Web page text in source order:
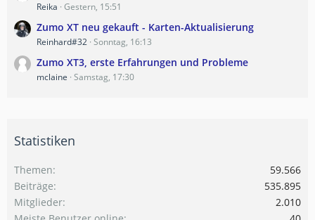
Reika Gestern, 15:51
Zumo XT neu gekauft - Karten-Aktualisierung
Reinhard#32 Sonntag, 16:13
Zumo XT3, erste Erfahrungen und Probleme
mclaine Samstag, 17:30
Statistiken
Themen
59.566
Beiträge
535.895
Mitglieder
2.010